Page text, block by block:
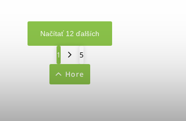
Načítať 12 ďalších
1
5
Hore